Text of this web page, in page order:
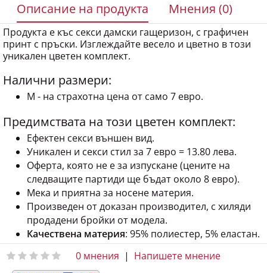
Продукта е къс секси дамски гащеризон, с графичен
принт с пръски. Изглеждайте весело и цветно в този
уникален цветен комплект.
M - на страхотна цена от само 7 евро.
Eфектен секси външен вид.
Уникален и секси стил за 7 евро = 13.80 лева.
Оферта, която не е за изпускане (цените на
следващите партиди ще бъдат около 8 евро).
Мека и приятна за носене материя.
Произведен от доказан производител, с хиляди
продадени бройки от модела.
Качествена материя: 95% полиестер, 5% еластан.
0 мнения|Напишете мнение